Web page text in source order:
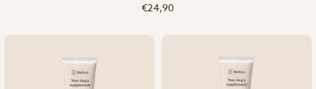
€24,90